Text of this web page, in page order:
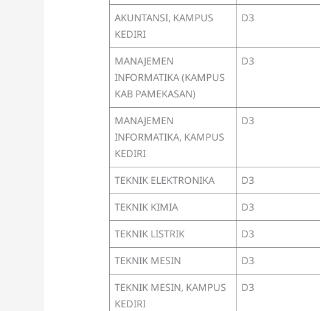
AKUNTANSI, KAMPUS
KEDIRI
D3
MANAJEMEN
INFORMATIKA (KAMPUS
KAB PAMEKASAN)
D3
MANAJEMEN
INFORMATIKA, KAMPUS
KEDIRI
D3
TEKNIK ELEKTRONIKA D3
TEKNIK KIMIA
D3
TEKNIK LISTRIK
D3
TEKNIK MESIN
D3
TEKNIK MESIN, KAMPUS
KEDIRI
D3